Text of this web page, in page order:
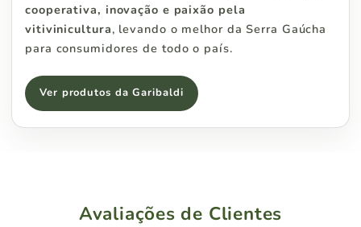
cooperativa, inovação e paixão pela
vitivinicultura, levando o melhor da Serra Gaúcha
para consumidores de todo o país.
Ver produtos da Garibaldi
Avaliações de Clientes